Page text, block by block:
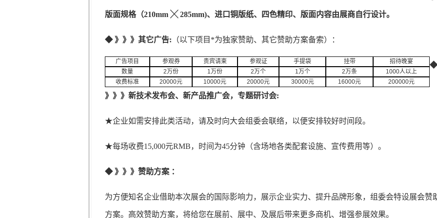
版面规格（210mm ╳ 285mm)、进口铜版纸、四色精印、版面内容由展商自行设计。
◆ 》》》其它广告: （以下项目*为独家赞助、其它赞助方案备索）：
广告项目 参观券 贵宾请柬 参观证 手提袋 挂带
招待晚宴
数量
2万份 1万份 2万个 1万个 2万条 1000人以上
收费标准
20000元 10000元 20000元 30000元 16000元 200000元
◆
》》》 新技术发布会、新产品推广会， 专题研讨会:
★企业如需安排此类活动，请及时向大会组委会联络，以便安排较好时间段。
★每场收费15,000元RMB，时间为45分钟（含场地各类配套设施、宣传费用等）。
◆ 》》 》 赞助方案 ：
为方便知名企业借助本次展会的国际影响力，展示企业实力、提升品牌形象，组委会特设展会赞
方案。高效赞助方案，将给您在展前、展中、及展后带来更多商机、增强参展效果。